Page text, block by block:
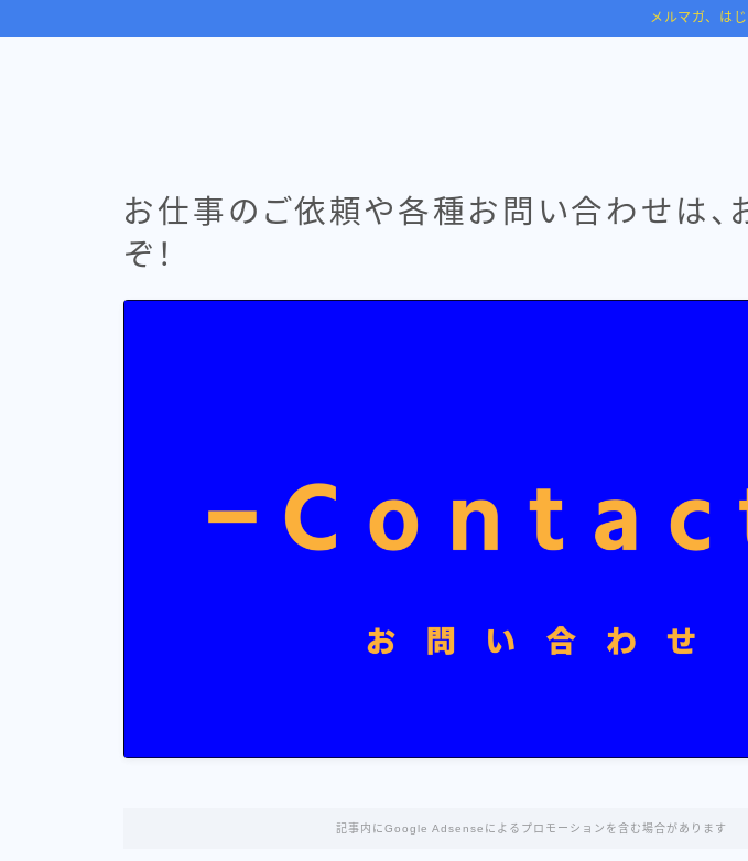
メルマガ、はじ
お仕事のご依頼や各種お問い合わせは、
ぞ！
記事内にGoogle Adsenseによるプロモーションを含む場合があります